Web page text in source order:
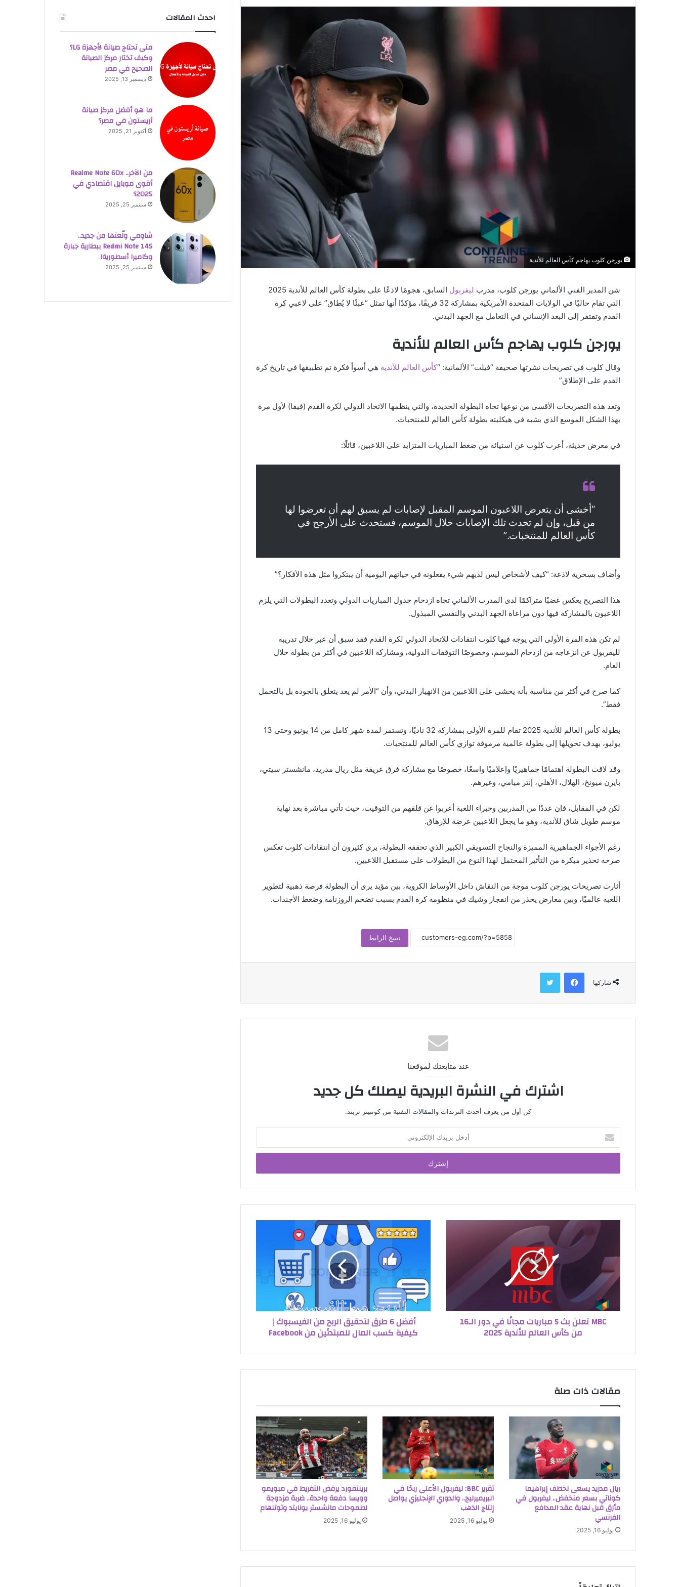
يورجن كلوب يهاجم كأس العالم للأندية
شن المدير الفني الألماني يورجن كلوب، مدرب ليفربول
السابق، هجومًا لاذعًا على بطولة كأس العالم للأندية 2025
التي تقام حاليًا في الولايات المتحدة الأمريكية بمشاركة 32 فريقًا، مؤكدًا أنها تمثل “عبئًا لا يُطاق” على لاعبي كرة
القدم وتفتقر إلى البعد الإنساني في التعامل مع الجهد البدني.
يورجن كلوب يهاجم كأس العالم للأندية
وقال كلوب في تصريحات نشرتها صحيفة “فيلت” الألمانية: “كأس العالم للأندية هي أسوأ فكرة تم تطبيقها في تاريخ كرة
القدم على الإطلاق”
وتعد هذه التصريحات الأقسى من نوعها تجاه البطولة الجديدة، والتي ينظمها الاتحاد الدولي لكرة القدم (فيفا) لأول مرة
بهذا الشكل الموسع الذي يشبه في هيكليته بطولة كأس العالم للمنتخبات.
في معرض حديثه، أعرب كلوب عن استيائه من ضغط المباريات المتزايد على اللاعبين، قائلًا:
“أخشى أن يتعرض اللاعبون الموسم المقبل لإصابات لم يسبق لهم أن تعرضوا لها
من قبل، وإن لم تحدث تلك الإصابات خلال الموسم، فستحدث على الأرجح في
كأس العالم للمنتخبات.”
وأضاف بسخرية لاذعة: “كيف لأشخاص ليس لديهم شيء يفعلونه في حياتهم اليومية أن يبتكروا مثل هذه الأفكار؟”
هذا التصريح يعكس غضبًا متراكمًا لدى المدرب الألماني تجاه ازدحام جدول المباريات الدولي وتعدد البطولات التي يلزم
اللاعبون بالمشاركة فيها دون مراعاة الجهد البدني والنفسي المبذول.
لم تكن هذه المرة الأولى التي يوجه فيها كلوب انتقادات للاتحاد الدولي لكرة القدم فقد سبق أن عبر خلال تدريبه
لليفربول عن انزعاجه من ازدحام الموسم، وخصوصًا التوقفات الدولية، ومشاركة اللاعبين في أكثر من بطولة خلال
العام.
كما صرح في أكثر من مناسبة بأنه يخشى على اللاعبين من الانهيار البدني، وأن “الأمر لم يعد يتعلق بالجودة بل بالتحمل
فقط”.
بطولة كأس العالم للأندية 2025 تقام للمرة الأولى بمشاركة 32 ناديًا، وتستمر لمدة شهر كامل من 14 يونيو وحتى 13
يوليو، بهدف تحويلها إلى بطولة عالمية مرموقة توازي كأس العالم للمنتخبات.
وقد لاقت البطولة اهتمامًا جماهيريًا وإعلاميًا واسعًا، خصوصًا مع مشاركة فرق عريقة مثل ريال مدريد، مانشستر سيتي،
بايرن ميونخ، الهلال، الأهلي، إنتر ميامي، وغيرهم.
لكن في المقابل، فإن عددًا من المدربين وخبراء اللعبة أعربوا عن قلقهم من التوقيت، حيث تأتي مباشرة بعد نهاية
موسم طويل شاق للأندية، وهو ما يجعل اللاعبين عرضة للإرهاق.
رغم الأجواء الجماهيرية المميزة والنجاح التسويقي الكبير الذي تحققه البطولة، يرى كثيرون أن انتقادات كلوب تعكس
صرخة تحذير مبكرة من التأثير المحتمل لهذا النوع من البطولات على مستقبل اللاعبين.
أثارت تصريحات يورجن كلوب موجة من النقاش داخل الأوساط الكروية، بين مؤيد يرى أن البطولة فرصة ذهبية لتطوير
اللعبة عالميًا، وبين معارض يحذر من انفجار وشيك في منظومة كرة القدم بسبب تضخم الروزنامة وضغط الأجندات.
نسخ الرابط
شاركها
فيسبوك تويتر
عند متابعتك لموقعنا
اشترك في النشرة البريدية ليصلك كل جديد
كن أول من يعرف أحدث الترندات والمقالات التقنية من كونتينر تريند.
بريدك
الإلكتروني
MBC تعلن بث 5 مباريات مجانًا في دور الـ16
من كأس العالم للأندية 2025
أفضل 6 طرق لتحقيق الربح من الفيسبوك |
كيفية كسب المال للمبتدئين من Facebook
مقالات ذات صلة
ريال مدريد يسعى لخطف إبراهيما
كوناتي بسعر منخفض.. ليفربول في
مأزق قبل نهاية عقد المدافع
الفرنسي
يوليو 16, 2025
تقرير BBC: ليفربول الأعلى ربحًا في
البريميرليج.. والدوري الإنجليزي يواصل
إنتاج الذهب
يوليو 16, 2025
برينتفورد يرفض التفريط في مبويمو
وويسا دفعة واحدة.. ضربة مزدوجة
لطموحات مانشستر يونايتد وتوتنهام
يوليو 16, 2025
احدث المقالات
متى تحتاج صيانة لأجهزة LG؟
وكيف تختار مركز الصيانة
الصحيح في مصر
ديسمبر 13, 2025
ما هو أفضل مركز صيانة
أريستون في مصر؟
أكتوبر 21, 2025
من الآخر.. Realme Note 60x
أقوى موبايل اقتصادي في
2025؟
سبتمبر 25, 2025
شاومي ولّعتها من جديد..
Redmi Note 14S ببطارية جبارة
وكاميرا أسطورية!
سبتمبر 25, 2025